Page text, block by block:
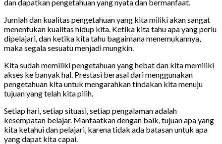
dan dapatkan pengetahuan yang nyata dan bermanfaat.
Jumlah dan kualitas pengetahuan yang kita miliki akan sangat
menentukan kualitas hidup kita. Ketika kita tahu apa yang perlu
dipelajari, dan ketika kita tahu bagaimana menemukannya,
maka segala sesuatu menjadi mungkin.
Kita sudah memiliki pengetahuan yang hebat dan kita memiliki
akses ke banyak hal. Prestasi berasal dari menggunakan
pengetahuan kita untuk mengarahkan tindakan kita menuju
tujuan yang telah kita pilih.
Setiap hari, setiap situasi, setiap pengalaman adalah
kesempatan belajar. Manfaatkan dengan baik, tujuan apa yang
kita ketahui dan pelajari, karena tidak ada batasan untuk apa
yang dapat kita capai.